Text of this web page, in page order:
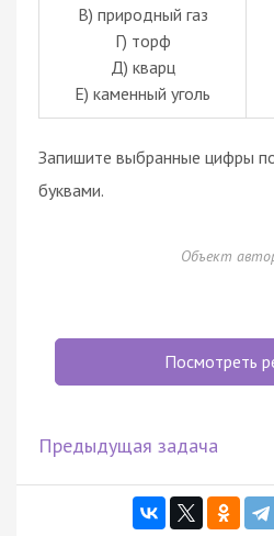
В) природный газ
Г) торф
Д) кварц
Е) каменный уголь
Запишите выбранные цифры
буквами.
Объект
Посмотреть
Предыдущая задача